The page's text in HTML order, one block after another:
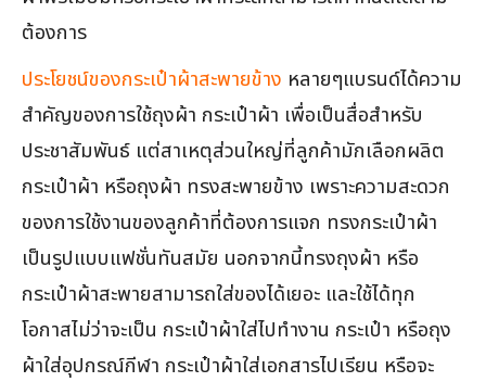
ต้องการ
ประโยชน์ของกระเป๋าผ้าสะพายข้าง หลายๆแบรนด์ได้ความ
สำคัญของการใช้ถุงผ้า กระเป๋าผ้า เพื่อเป็นสื่อสำหรับ
ประชาสัมพันธ์ แต่สาเหตุส่วนใหญ่ที่ลูกค้ามักเลือกผลิต
กระเป๋าผ้า หรือถุงผ้า ทรงสะพายข้าง เพราะความสะดวก
ของการใช้งานของลูกค้าที่ต้องการแจก ทรงกระเป๋าผ้า
เป็นรูปแบบแฟชั่นทันสมัย นอกจากนี้ทรงถุงผ้า หรือ
กระเป๋าผ้าสะพายสามารถใส่ของได้เยอะ และใช้ได้ทุก
โอกาสไม่ว่าจะเป็น กระเป๋าผ้าใส่ไปทำงาน กระเป๋า หรือถุง
ผ้าใส่อุปกรณ์กีฬา กระเป๋าผ้าใส่เอกสารไปเรียน หรือจะ